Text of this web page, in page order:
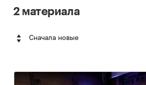
2 материала
Сначала новые